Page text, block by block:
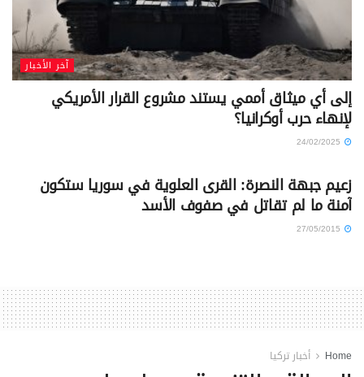
آخر الأخبار
إلى أي ميثاق أممي يستند مشروع القرار الأمريكي
لإنهاء حرب أوكرانيا؟
زعيم جبهة النصرة: القرى العلوية في سوريا ستكون
آمنة ما لم تقاتل في صفوف الأسد
Home أخبار تركيا